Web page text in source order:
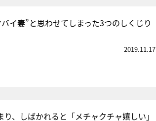
イ妻”と思わせてしまった3つのしくじり
2019.11.17
、しばかれると「メチャクチャ嬉しい」